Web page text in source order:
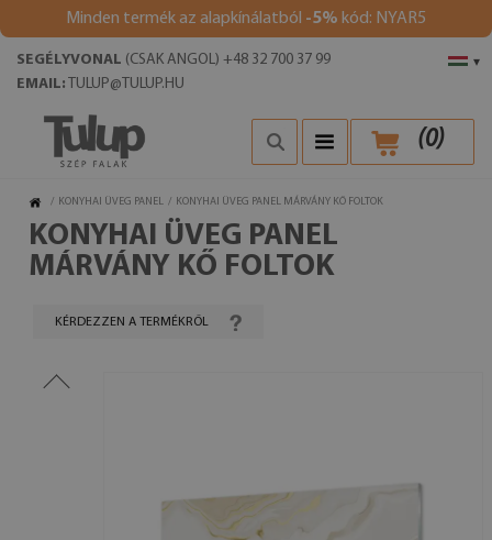
Minden termék az alapkínálatból -5% kód: NYAR5
▾
SEGÉLYVONAL (CSAK ANGOL) +48 32 700 37 99
EMAIL: TULUP@TULUP.HU
(0)
/ KONYHAI ÜVEG PANEL / KONYHAI ÜVEG PANEL MÁRVÁNY KŐ FOLTOK
KONYHAI ÜVEG PANEL
MÁRVÁNY KŐ FOLTOK
KÉRDEZZEN A TERMÉKRŐL